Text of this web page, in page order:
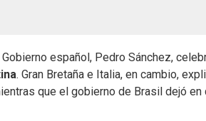
español, Pedro Sánchez,
. Gran Bretaña e Italia, en cambio,
que el gobierno de Brasil dejó